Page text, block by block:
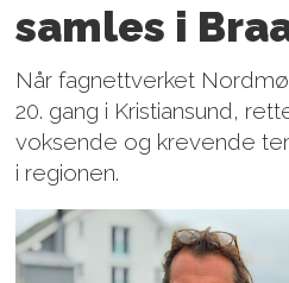
samles i
Når fagnettverket
20. gang i Kristiansund,
voksende og krevende
i regionen.